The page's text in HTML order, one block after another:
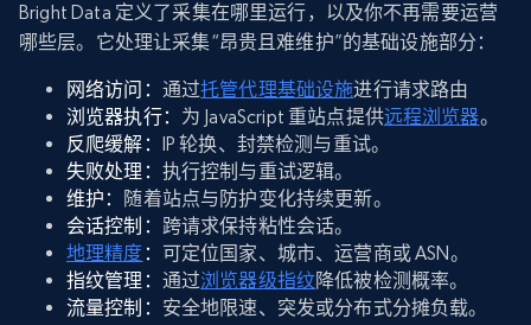
Bright Data 定义了采集在哪里运行，以及你不再需要运营
哪些层。它处理让采集“昂贵且难维护”的基础设施部分：
网络访问： 通过托管代理基础设施进行请求路由
浏览器执行： 为 JavaScript 重站点提供远程浏览器。
反爬缓解： IP 轮换、封禁检测与重试。
失败处理： 执行控制与重试逻辑。
维护： 随着站点与防护变化持续更新。
会话控制： 跨请求保持粘性会话。
地理精度 ： 可定位国家、城市、运营商或 ASN。
指纹管理： 通过浏览器级指纹降低被检测概率。
流量控制： 安全地限速、突发或分布式分摊负载。